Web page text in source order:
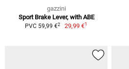
gazzini
Sport Brake Lever, with ABE
PVC 59,99 €2 29,99 €1